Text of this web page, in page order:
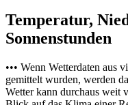
Temperatur,
Sonnenstunden
••• Wenn Wetterdaten aus
gemittelt wurden, werden
Wetter kann durchaus weit